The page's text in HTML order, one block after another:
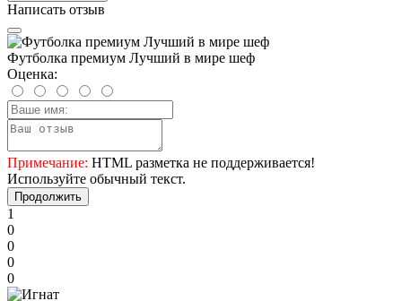
Написать отзыв
Футболка премиум Лучший в мире шеф
Оценка:
Примечание: HTML разметка не поддерживается!
Используйте обычный текст.
Продолжить
1
0
0
0
0